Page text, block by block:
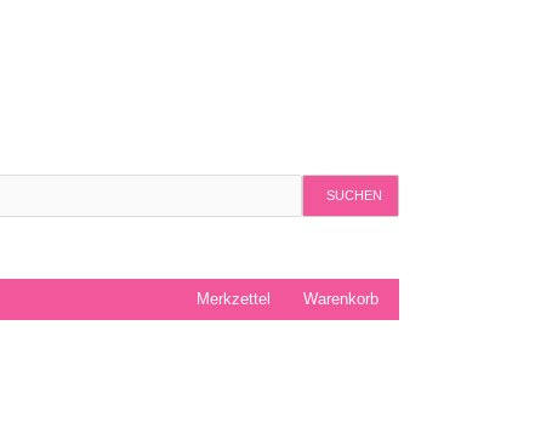
SUCHEN
Warenkorb
Merkzettel